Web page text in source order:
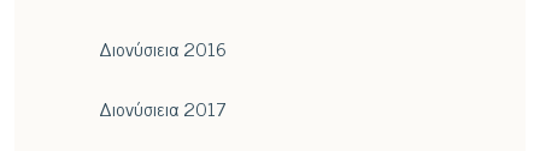
Διονύσιεια 2016
Διονύσιεια 2017